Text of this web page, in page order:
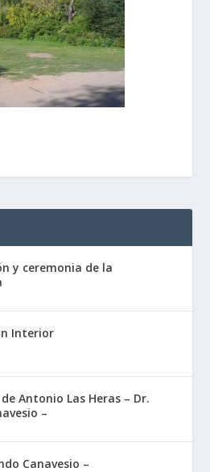
y ceremonia de la
Interior
Antonio Las Heras – Dr.
–
Canavesio –